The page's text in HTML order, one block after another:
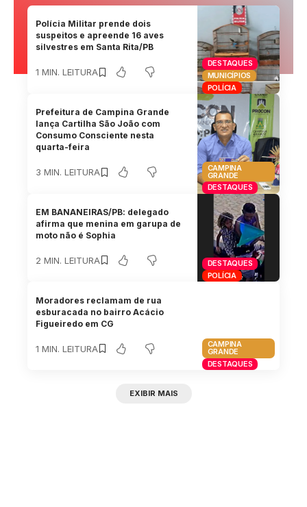
DESTAQUES
MUNICÍPIOS
POLÍCIA
Polícia Militar prende dois
suspeitos e apreende 16 aves
silvestres em Santa Rita/PB
1 MIN. LEITURA
CAMPINA
GRANDE
DESTAQUES
Prefeitura de Campina Grande
lança Cartilha São João com
Consumo Consciente nesta
quarta-feira
3 MIN. LEITURA
DESTAQUES
POLÍCIA
EM BANANEIRAS/PB: delegado
afirma que menina em garupa de
moto não é Sophia
2 MIN. LEITURA
CAMPINA
GRANDE
DESTAQUES
Moradores reclamam de rua
esburacada no bairro Acácio
Figueiredo em CG
1 MIN. LEITURA
EXIBIR MAIS